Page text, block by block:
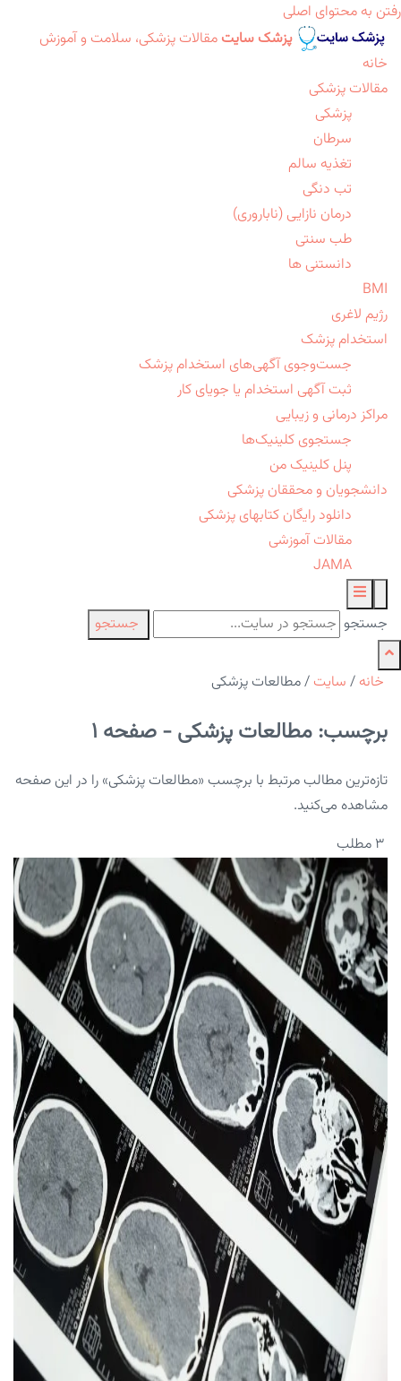
رفتن به محتوای اصلی
پزشک سایت مقالات پزشکی، سلامت و آموزش
خانه
مقالات پزشکی
پزشکی
سرطان
تغذیه سالم
تب دنگی
درمان نازایی (ناباروری)
طب سنتی
دانستنی ها
BMI
رژیم لاغری
استخدام پزشک
جست‌وجوی آگهی‌های استخدام پزشک
ثبت آگهی استخدام یا جویای کار
مراکز درمانی و زیبایی
جستجوی کلینیک‌ها
پنل کلینیک من
دانشجویان و محققان پزشکی
دانلود رایگان کتابهای پزشکی
مقالات آموزشی
JAMA
جستجو جستجو
خانه / سایت /مطالعات پزشکی
برچسب: مطالعات پزشکی - صفحه 1
تازه‌ترین مطالب مرتبط با برچسب «مطالعات پزشکی» را در این صفحه
مشاهده می‌کنید.
۳ مطلب